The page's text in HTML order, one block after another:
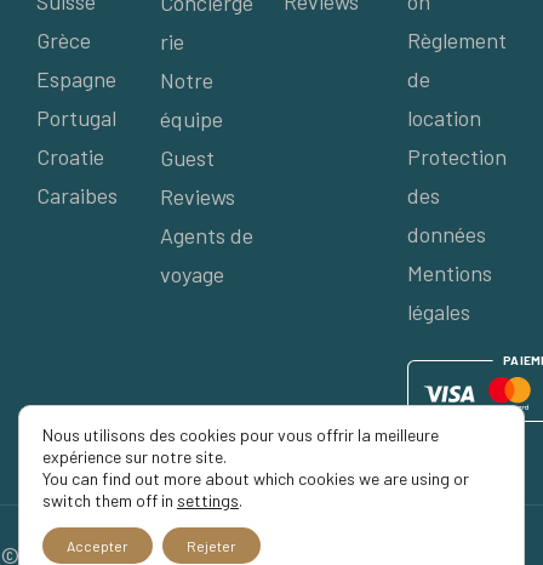
Grèce
Espagne
Portugal
Croatie
Caraibes
rie
Notre
équipe
Guest
Reviews
Agents de
voyage
Règlement
de
location
Protection
des
données
Mentions
légales
PAIEM
© 2026 Séjour Privé, Tous droits réservés.
Nous utilisons des cookies pour vous offrir la meilleure
expérience sur notre site.
You can find out more about which cookies we are using or
switch them off in settings.
Accepter Rejeter